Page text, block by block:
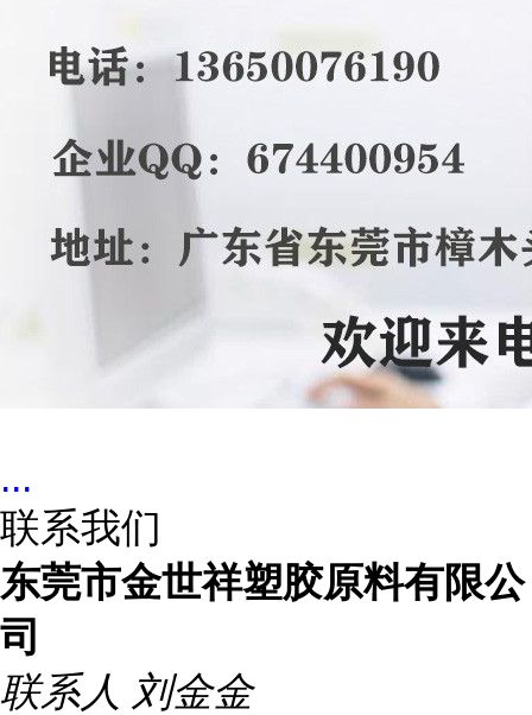
...
联系我们
东莞市金世祥塑胶原料有限公
司
联系人 刘金金